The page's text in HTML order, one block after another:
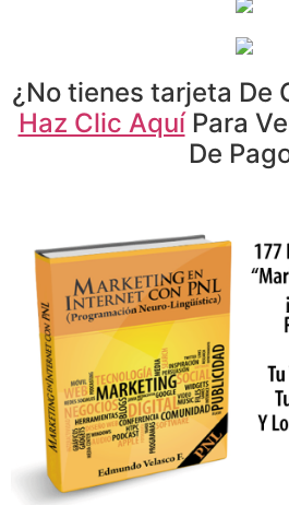
¿No tienes tarjeta De
Haz Clic AquíPara
De